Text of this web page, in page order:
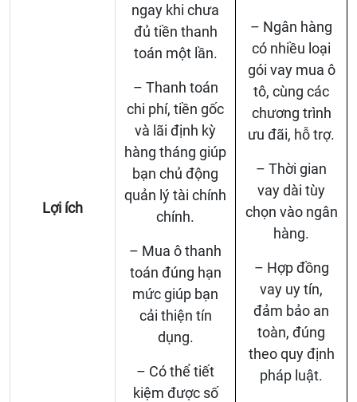
Lợi ích
ngay khi chưa
đủ tiền thanh
toán một lần.
– Thanh toán
chi phí, tiền gốc
và lãi định kỳ
hàng tháng giúp
bạn chủ động
quản lý tài chính
chính.
– Mua ô thanh
toán đúng hạn
mức giúp bạn
cải thiện tín
dụng.
– Có thể tiết
kiệm được số
– Ngân hàng
có nhiều loại
gói vay mua ô
tô, cùng các
chương trình
ưu đãi, hỗ trợ.
– Thời gian
vay dài tùy
chọn vào ngân
hàng.
– Hợp đồng
vay uy tín,
đảm bảo an
toàn, đúng
theo quy định
pháp luật.